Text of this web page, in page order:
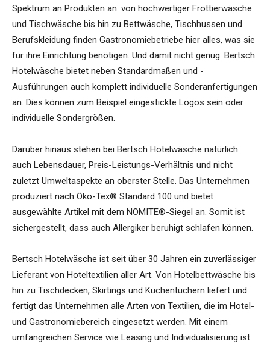
Spektrum an Produkten an: von hochwertiger Frottierwäsche
und Tischwäsche bis hin zu Bettwäsche, Tischhussen und
Berufskleidung finden Gastronomiebetriebe hier alles, was sie
für ihre Einrichtung benötigen. Und damit nicht genug: Bertsch
Hotelwäsche bietet neben Standardmaßen und -
Ausführungen auch komplett individuelle Sonderanfertigungen
an. Dies können zum Beispiel eingestickte Logos sein oder
individuelle Sondergrößen.
Darüber hinaus stehen bei Bertsch Hotelwäsche natürlich
auch Lebensdauer, Preis-Leistungs-Verhältnis und nicht
zuletzt Umweltaspekte an oberster Stelle. Das Unternehmen
produziert nach Öko-Tex® Standard 100 und bietet
ausgewählte Artikel mit dem NOMITE®-Siegel an. Somit ist
sichergestellt, dass auch Allergiker beruhigt schlafen können.
Bertsch Hotelwäsche ist seit über 30 Jahren ein zuverlässiger
Lieferant von Hoteltextilien aller Art. Von Hotelbettwäsche bis
hin zu Tischdecken, Skirtings und Küchentüchern liefert und
fertigt das Unternehmen alle Arten von Textilien, die im Hotel-
und Gastronomiebereich eingesetzt werden. Mit einem
umfangreichen Service wie Leasing und Individualisierung ist